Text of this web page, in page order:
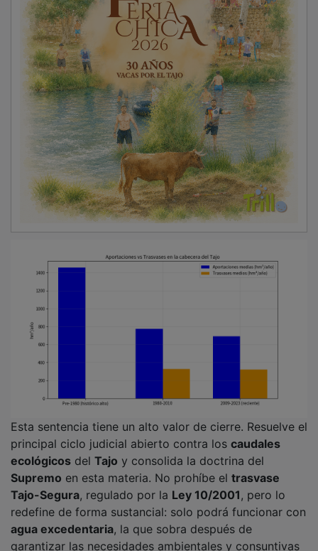
Esta sentencia tiene un alto valor de cierre. Resuelve el
principal ciclo judicial abierto contra los caudales
ecológicos del Tajo y consolida la doctrina del
Supremo en esta materia. No prohíbe el trasvase
Tajo-Segura, regulado por la Ley 10/2001 , pero lo
redefine de forma sustancial: solo podrá funcionar con
agua excedentaria, la que sobra después de
garantizar las necesidades ambientales y consuntivas